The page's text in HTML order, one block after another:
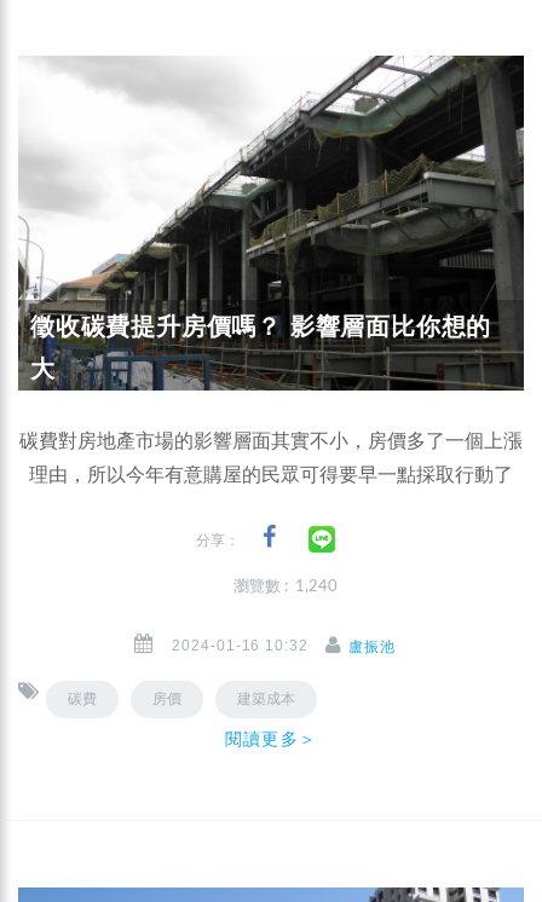
徵收碳費提升房價嗎？ 影響層面比你想的
大
碳費對房地產市場的影響層面其實不小，房價多了一個上漲
理由，所以今年有意購屋的民眾可得要早一點採取行動了
分享：
瀏覽數 : 1,240
2024-01-16 10:32 盧振池
碳費 房價 建築成本
閱讀更多＞